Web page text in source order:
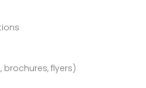
flyers)